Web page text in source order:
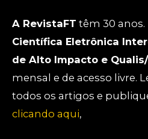
A RevistaFT têm 30 anos.
Científica Eletrônica
de Alto Impacto e Qualis/
mensal e de acesso livre.
todos os artigos e
clicando aqui,